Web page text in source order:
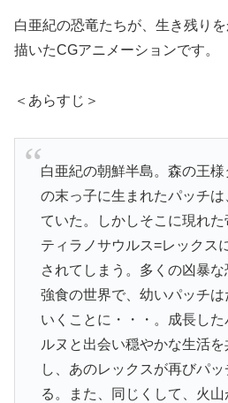
白亜紀の恐竜たちが、生き残り
描いたCGアニメーションです。
＜あらすじ＞
白亜紀の朝鮮半島。森の王
の末っ子に生まれたパッチ
ていた。しかしそこに現れ
ティラノサウルス=レックス
されてしまう。多くの凶暴
強食の世界で、幼いパッチ
いくことに・・・。成長し
ルヌと出会い穏やかな生活
し、あのレックスが再びパ
る。また、同じくして、火